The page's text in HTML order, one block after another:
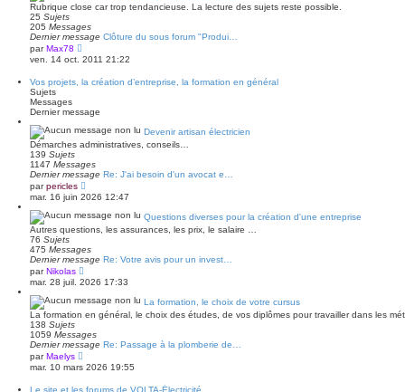
e
e
e
r
i
s
s
a
g
e
Rubrique close car trop tendancieuse. La lecture des sujets reste possible.
25 Sujets
205 Messages
Dernier message Clôture du sous forum "Produi…
parMax78
o
i
l
e
n
i
r
m
e
s
a
g
e
ven. 14 oct. 2011 21:22
Vos projets, la création d’entreprise, la formation en général
Sujets
Messages
Dernier message
Devenir artisan électricien
Démarches administratives, conseils…
139 Sujets
1147 Messages
Dernier message Re: J'ai besoin d'un avocat e…
parpericles
o
r
e
e
r
i
r
m
s
s
a
g
e
mar. 16 juin 2026 12:47
Questions diverses pour la création d'une entreprise
Autres questions, les assurances, les prix, le salaire …
76 Sujets
475 Messages
Dernier message Re: Votre avis pour un invest…
parNikolas
o
i
r
e
e
r
mar. 28 juil. 2026 17:33
La formation, le choix de votre cursus
La formation en général, le choix des études, de vos diplômes pour travailler dans les
138 Sujets
1059 Messages
Dernier message Re: Passage à la plomberie de…
parMaelys
o
i
mar. 10 mars 2026 19:55
Le site et les forums de VOLTA-Électricité